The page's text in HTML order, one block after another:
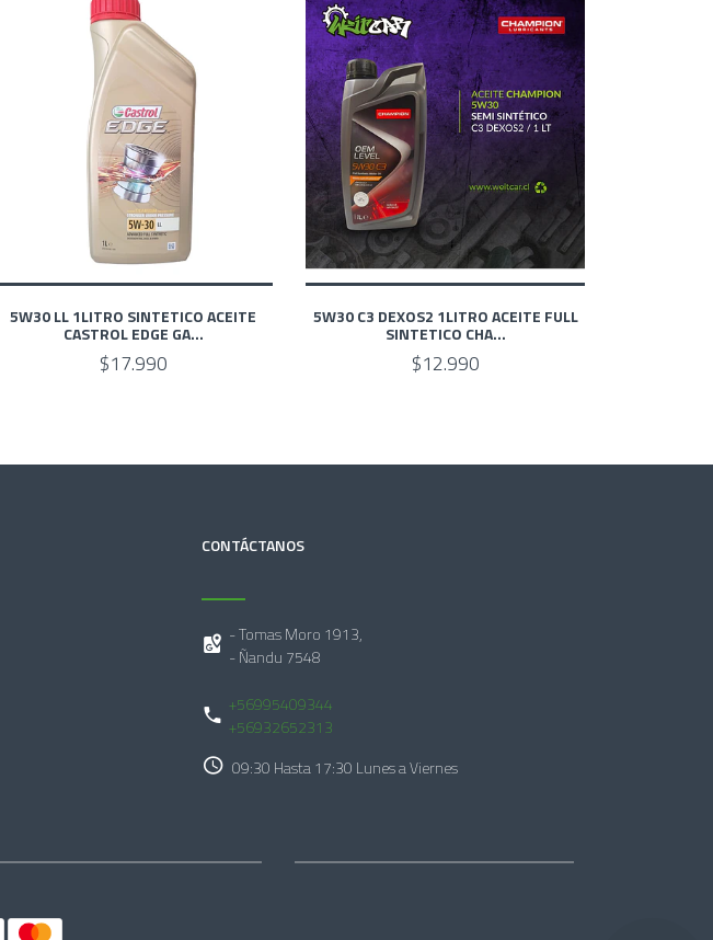
5W30 LL 1LITRO SINTETICO ACEITE
CASTROL EDGE GA...
$17.990
5W30 C3 DEXOS2 1LITRO ACEITE FULL
SINTETICO CHA...
$12.990
CONTÁCTANOS
- Tomas Moro 1913,
- Ñandu 7548
+56995409344
+56932652313
09:30 Hasta 17:30 Lunes a Viernes